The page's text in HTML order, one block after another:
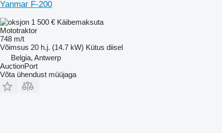
Yanmar F-200
1 500 € Käibemaksuta
Mototraktor
748 m/t
Võimsus 20 h.j. (14.7 kW) Kütus diisel
Belgia, Antwerp
AuctionPort
Võta ühendust müüjaga